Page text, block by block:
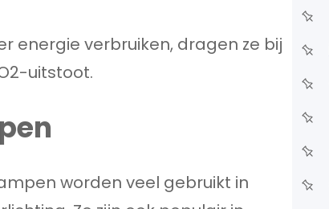
energie verbruiken, dragen ze bij
uitstoot.
worden veel gebruikt in